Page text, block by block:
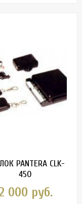
PANTERA CLK-
450
000 руб.